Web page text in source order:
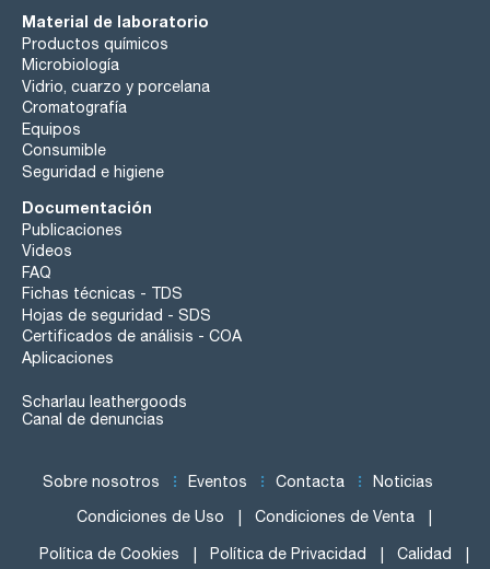
Material de laboratorio
Productos químicos
Microbiología
Vidrio, cuarzo y porcelana
Cromatografía
Equipos
Consumible
Seguridad e higiene
Documentación
Publicaciones
Videos
FAQ
Fichas técnicas - TDS
Hojas de seguridad - SDS
Certificados de análisis - COA
Aplicaciones
Scharlau leathergoods
Canal de denuncias
Sobre nosotros Eventos Contacta Noticias
Condiciones de Uso Condiciones de Venta
Política de Cookies Política de Privacidad Calidad